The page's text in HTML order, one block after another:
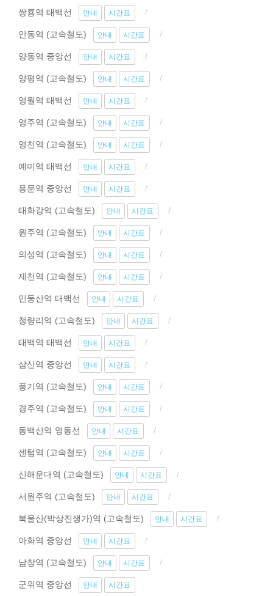
쌍룡역 태백선 안내 시간표
안동역 (고속철도) 안내 시간표
양동역 중앙선 안내 시간표
양평역 (고속철도) 안내 시간표
영월역 태백선 안내 시간표
영주역 (고속철도) 안내 시간표
영천역 (고속철도) 안내 시간표
예미역 태백선 안내 시간표
용문역 중앙선 안내 시간표
태화강역 (고속철도) 안내 시간표
원주역 (고속철도) 안내 시간표
의성역 (고속철도) 안내 시간표
제천역 (고속철도) 안내 시간표
민둥산역 태백선 안내 시간표
청량리역 (고속철도) 안내 시간표
태백역 태백선 안내 시간표
삼산역 중앙선 안내 시간표
풍기역 (고속철도) 안내 시간표
경주역 (고속철도) 안내 시간표
동백산역 영동선 안내 시간표
센텀역 (고속철도) 안내 시간표
신해운대역 (고속철도) 안내 시간표
서원주역 (고속철도) 안내 시간표
북울산(박상진생가)역 (고속철도) 안내 시간표
아화역 중앙선 안내 시간표
남창역 (고속철도) 안내 시간표
군위역 중앙선 안내 시간표